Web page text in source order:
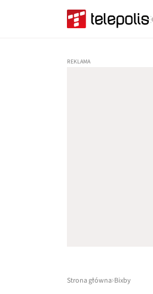
Strona główna Bixby